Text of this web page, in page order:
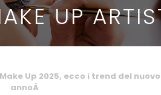
UP
Make Up 2025, ecco i trend del nuovo
annoÂ